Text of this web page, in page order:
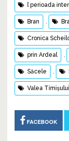
[ perioada
Bran ,
Cronica
prin Ardeal ,
Săcele ,
Valea Timișului
FACEBOOK